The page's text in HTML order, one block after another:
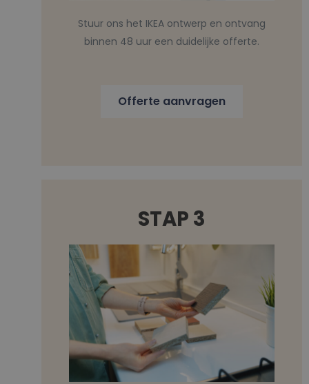
Stuur ons het IKEA ontwerp en ontvang
binnen 48 uur een duidelijke offerte.
Offerte aanvragen
STAP 3